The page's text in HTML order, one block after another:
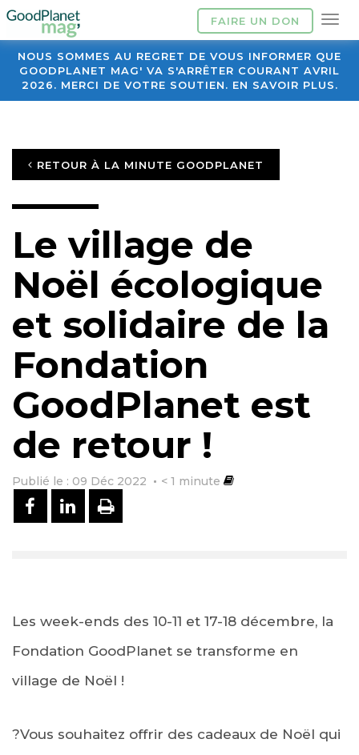
FAIRE UN DON
NOUS SOMMES AU REGRET DE VOUS INFORMER QUE
GOODPLANET MAG' VA S'ARRÊTER COURANT AVRIL
2026. MERCI DE VOTRE SOUTIEN. EN SAVOIR PLUS.
RETOUR À LA MINUTE GOODPLANET
Le village de
Noël écologique
et solidaire de la
Fondation
GoodPlanet est
de retour !
Publié le : 09 Déc 2022 < 1 minute
PARTAGER SUR FACEBOOK
PARTAGER SUR LINKEDIN
IMPRIMER
Les week-ends des 10-11 et 17-18 décembre, la
Fondation GoodPlanet se transforme en
village de Noël !
?Vous souhaitez offrir des cadeaux de Noël qui